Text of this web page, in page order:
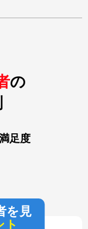
の
足度
を見
ト